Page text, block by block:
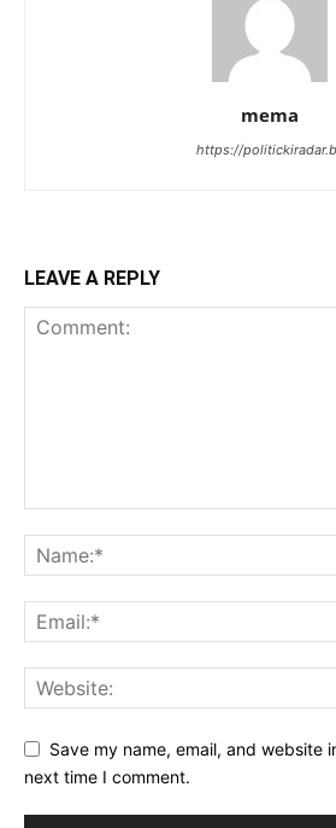
mema
https://
LEAVE A REPLY
Save my name, email, and website
next time I comment.